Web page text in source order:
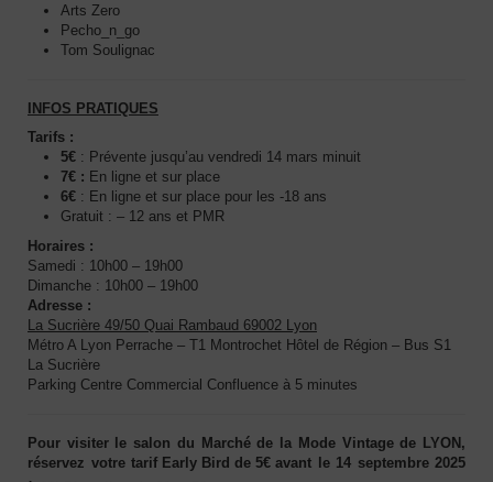
Arts Zero
Pecho_n_go
Tom Soulignac
INFOS PRATIQUES
Tarifs :
5€ : Prévente jusqu’au vendredi 14 mars minuit
7€ : En ligne et sur place
6€ : En ligne et sur place pour les -18 ans
Gratuit : – 12 ans et PMR
Horaires :
Samedi : 10h00 – 19h00
Dimanche : 10h00 – 19h00
Adresse :
La Sucrière 49/50 Quai Rambaud 69002 Lyon
Métro A Lyon Perrache – T1 Montrochet Hôtel de Région – Bus S1
La Sucrière
Parking Centre Commercial Confluence à 5 minutes
Pour visiter le salon du Marché de la Mode Vintage de LYON,
réservez votre tarif Early Bird de 5€ avant le14 septembre 2025